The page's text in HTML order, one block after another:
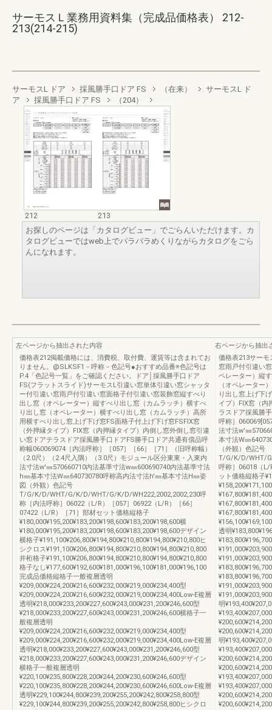
サーモスＬ業務用資料集（完成品価格表） 212-
213(214-215)
サーモスL ドア 採風勝手口ドア FS （在来）
サーモスL ド
ア
採風勝手口ドア FS （204）
212
213
お探しのページは「カタログビュー」でごらんいただけます。カ
タログビューではweb上でパラパラめくりながらカタログをごら
んになれます。
左ページから抽出された内容
価格表212掲載価格には、消費税、取付費、運賃等は含まれてお
りません。@SLKSF1－呼称－色記号●おすすめ品番※色記号は
P.4「色記号一覧」をご確認ください。ドア│採風勝手口ドア
FS(フラットスライド)サーモスL引違い窓単体引違い窓シャッタ
ー付引違い窓雨戸付引違い窓面格子付引違い窓装飾窓縦すべり
出し窓（オペレーター）縦すべり出し窓（カムラッチ）横すべ
り出し窓（オペレーター）横すべり出し窓（カムラッチ）高所
用横すべり出し窓上げ下げ窓FS面格子付上げ下げ窓FSFIX窓
（外押縁タイプ）FIX窓（内押縁タイプ）内倒し窓外倒し窓引違
い窓ドアテラスドア採風勝手口ドアFS勝手口ドア共通有償品呼
称幅060069074［内法呼称］［057］［66］［71］（旧呼称幅）
（2.0尺）（2.4尺入隅）（3.0尺）モジュール区分東東・入東内
法寸法w'㎜570660710内法基準寸法w㎜600690740内法基準寸法
h㎜基本寸法W㎜640730780呼称高内法寸法h'㎜基本寸法H㎜姿
図（外観）色記号
T/G/K/D/WHT/G/K/D/WHT/G/K/D/WH222,2002,2002,230呼
称［内法呼称］06022（L/R）［057］06922（L/R）［66］
07422（L/R）［71］部材セット価格縦格子
¥180,000¥195,200¥183,200¥198,600¥183,200¥198,600横
¥180,000¥195,200¥183,200¥198,600¥183,200¥198,600デザイン
横格子¥191,100¥206,800¥194,800¥210,800¥194,800¥210,800ヒ
シクロス¥191,100¥206,800¥194,800¥210,800¥194,800¥210,800
井桁格子¥191,100¥206,800¥194,800¥210,800¥194,800¥210,800
格子なし¥177,600¥192,600¥181,000¥196,100¥181,000¥196,100
完成品価格縦格子一般複層透明
¥209,000¥224,200¥216,600¥232,000¥219,000¥234,400型
¥209,000¥224,200¥216,600¥232,000¥219,000¥234,400Low-E複層
透明¥218,000¥233,200¥227,600¥243,000¥231,200¥246,600型
¥218,000¥233,200¥227,600¥243,000¥231,200¥246,600横格子一
般複層透明
¥209,000¥224,200¥216,600¥232,000¥219,000¥234,400型
¥209,000¥224,200¥216,600¥232,000¥219,000¥234,400Low-E複層
透明¥218,000¥233,200¥227,600¥243,000¥231,200¥246,600型
¥218,000¥233,200¥227,600¥243,000¥231,200¥246,600デザイン
横格子一般複層透明
¥220,100¥235,800¥228,200¥244,200¥230,600¥246,600型
¥220,100¥235,800¥228,200¥244,200¥230,600¥246,600Low-E複層
透明¥229,100¥244,800¥239,200¥255,200¥242,800¥258,800型
¥229,100¥244,800¥239,200¥255,200¥242,800¥258,800ヒシクロ
右ページから抽出
価格表213サーモ
窓雨戸付引違い
ペレーター）縦
（オペレーター
り出し窓上げ下
イプ）FIX窓（内
ラスドア採風勝
呼称］
法寸法w'㎜
本寸法W㎜
（外観）色記号
T/G/K/D/WHT/
呼称］06018（L/
ット価格縦格子
透明
明
明